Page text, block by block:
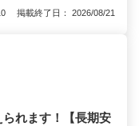
掲載終了日： 2026/08/21
られます！【長期安